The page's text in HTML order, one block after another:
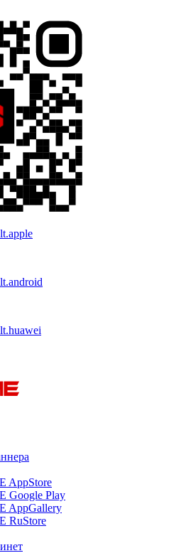
AppStore
Google Play
AppGallery
RuStore